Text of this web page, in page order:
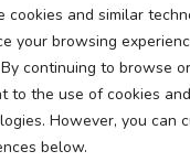
cookies and similar
your browsing
continuing to browse
to the use of cookies
However, you can
below.
THỦ